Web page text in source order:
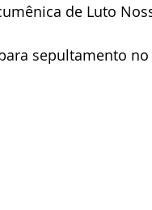
de Luto
sepultamento